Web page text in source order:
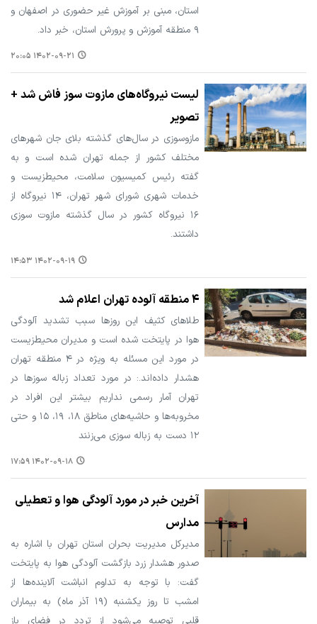
استان، مبنی بر آموزش غیر حضوری در اصفهان و
۹ منطقه آموزش و پرورش استان، خبر داد.
۱۴۰۲-۰۹-۲۱ ۲۰:۰۵
لیست نیروگاه‌های مازوت سوز فاش شد +
تصویر
مازوسوزی در سال‌های گذشته بلای جان شهرهای
مختلف کشور از جمله تهران شده است و به
گفته رئیس کمیسیون سلامت، محیط‌زیست و
خدمات شهری شورای شهر تهران، ۱۴ نیروگاه از
۱۶ نیروگاه کشور در سال گذشته مازوت سوزی
داشتند.
۱۴۰۲-۰۹-۱۹ ۱۴:۵۳
۴ منطقه آلوده تهران اعلام شد
طلاهای کثیف این روزها سبب تشدید آلودگی
هوا در پایتخت شده است و مدیران محیط‌زیست
در مورد این مسئله به ویژه در ۴ منطقه تهران
هشدار داده‌اند.: در مورد تعداد زباله سوزها در
تهران آمار رسمی نداریم بیشتر این افراد در
مخروبه‌ها و حاشیه‌های مناطق ۱۸، ۱۹، ۱۵ و حتی
۱۲ دست به زباله سوزی می‌زنند
۱۴۰۲-۰۹-۱۸ ۱۷:۵۹
آخرین خبر در مورد آلودگی هوا و تعطیلی
مدارس
مدیرکل مدیریت بحران استان تهران با اشاره به
صدور هشدار زرد بازگشت آلودگی هوا به پایتخت
گفت: با توجه به تداوم انباشت آلاینده‌ها از
امشب تا روز یکشنبه (۱۹ آذر ماه) به بیماران
قلبی توصیه می‌شود از تردد در فضای باز